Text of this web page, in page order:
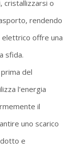
cristallizzarsi o
rendendo
elettrico offre una
sfida.
del
l'energia
il
uno scarico
e